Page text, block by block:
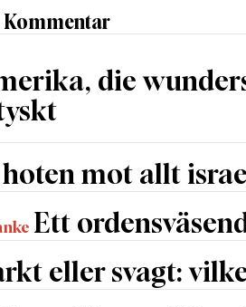
Kommentar
die
hoten mot allt
Ett
eller svagt: